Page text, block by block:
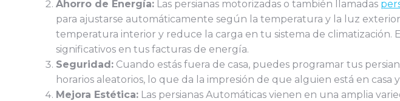
Ahorro de Energía: Las persianas motorizadas o también llamadas
para ajustarse automáticamente según la temperatura y la luz
temperatura interior y reduce la carga en tu sistema de climatización.
significativos en tus facturas de energía.
Seguridad: Cuando estás fuera de casa, puedes programar tus
horarios aleatorios, lo que da la impresión de que alguien está en casa
Mejora Estética: Las persianas Automáticas vienen en una amplia